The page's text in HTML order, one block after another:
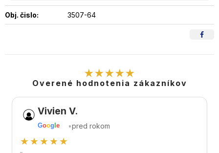
Obj. čislo: 3507-64
★★★★★
Overené hodnotenia zákazníkov
Vivien V.
Goog le •pred rokom
★★★★★